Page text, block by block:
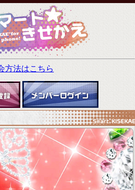
方法はこちら